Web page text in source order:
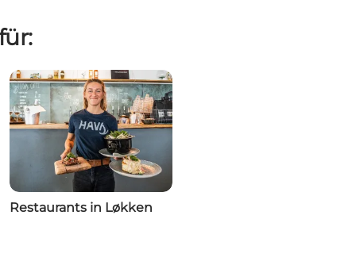
Restaurants in Løkken